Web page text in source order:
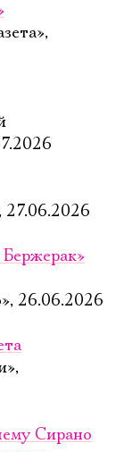
26.06.2026
Сирано